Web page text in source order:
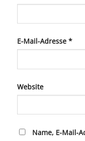
E-Mail-Adresse *
Website
Name, E-Mail-